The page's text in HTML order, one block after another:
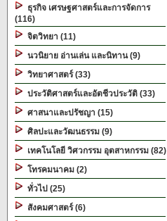
ธุรกิจ เศรษฐศาสตร์และการจัดการ
(116)
จิตวิทยา (11)
นวนิยาย อ่านเล่น และนิทาน (9)
วิทยาศาสตร์ (33)
ประวัติศาสตร์และอัตชีวประวัติ (33)
ศาสนาและปรัชญา (15)
ศิลปะและวัฒนธรรม (9)
เทคโนโลยี วิศวกรรม อุตสาหกรรม (82)
โทรคมนาคม (2)
ทั่วไป (25)
สังคมศาสตร์ (6)